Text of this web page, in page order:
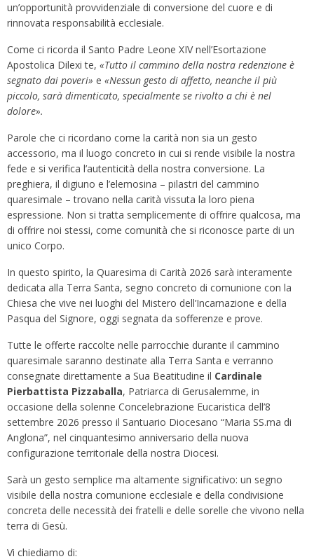
un’opportunità provvidenziale di conversione del cuore e di
rinnovata responsabilità ecclesiale.
Come ci ricorda il Santo Padre Leone XIV nell’Esortazione
Apostolica Dilexi te, «Tutto il cammino della nostra redenzione è
segnato dai poveri» e «Nessun gesto di affetto, neanche il più
piccolo, sarà dimenticato, specialmente se rivolto a chi è nel
dolore».
Parole che ci ricordano come la carità non sia un gesto
accessorio, ma il luogo concreto in cui si rende visibile la nostra
fede e si verifica l’autenticità della nostra conversione. La
preghiera, il digiuno e l’elemosina – pilastri del cammino
quaresimale – trovano nella carità vissuta la loro piena
espressione. Non si tratta semplicemente di offrire qualcosa, ma
di offrire noi stessi, come comunità che si riconosce parte di un
unico Corpo.
In questo spirito, la Quaresima di Carità 2026 sarà interamente
dedicata alla Terra Santa, segno concreto di comunione con la
Chiesa che vive nei luoghi del Mistero dell’Incarnazione e della
Pasqua del Signore, oggi segnata da sofferenze e prove.
Tutte le offerte raccolte nelle parrocchie durante il cammino
quaresimale saranno destinate alla Terra Santa e verranno
consegnate direttamente a Sua Beatitudine il Cardinale
Pierbattista Pizzaballa, Patriarca di Gerusalemme, in
occasione della solenne Concelebrazione Eucaristica dell’8
settembre 2026 presso il Santuario Diocesano “Maria SS.ma di
Anglona”, nel cinquantesimo anniversario della nuova
configurazione territoriale della nostra Diocesi.
Sarà un gesto semplice ma altamente significativo: un segno
visibile della nostra comunione ecclesiale e della condivisione
concreta delle necessità dei fratelli e delle sorelle che vivono nella
terra di Gesù.
Vi chiediamo di: